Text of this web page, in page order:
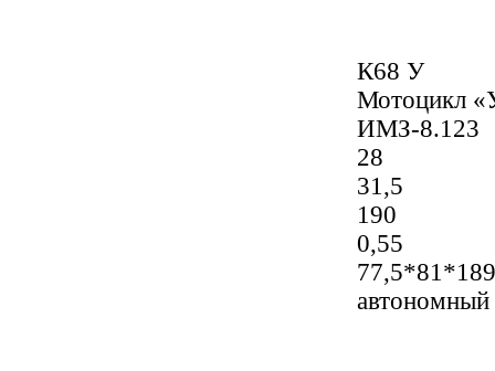
К68 У
Мотоцикл
ИМЗ-8.123
28
31,5
190
0,55
77,5*81*189
автономный